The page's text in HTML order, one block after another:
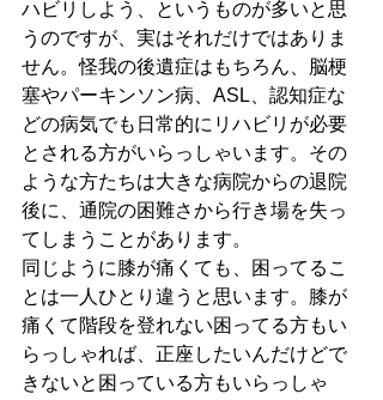
ハビリしよう、というものが多いと思
うのですが、実はそれだけではありま
せん。怪我の後遺症はもちろん、脳梗
塞やパーキンソン病、ASL、認知症な
どの病気でも日常的にリハビリが必要
とされる方がいらっしゃいます。その
ような方たちは大きな病院からの退院
後に、通院の困難さから行き場を失っ
てしまうことがあります。
同じように膝が痛くても、困ってるこ
とは一人ひとり違うと思います。膝が
痛くて階段を登れない困ってる方もい
らっしゃれば、正座したいんだけどで
きないと困っている方もいらっしゃ